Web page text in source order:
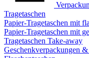
Tragetaschen
Papier-Tragetaschen mit
Papier-Tragetaschen mit
Tragetaschen Take-away
Geschenkverpackungen